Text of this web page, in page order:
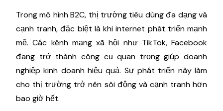
Trong mô hình B2C, thị trường tiêu dùng đa dạng và
cạnh tranh, đặc biệt là khi internet phát triển mạnh
mẽ. Các kênh mạng xã hội như TikTok, Facebook
đang trở thành công cụ quan trọng giúp doanh
nghiệp kinh doanh hiệu quả. Sự phát triển này làm
cho thị trường trở nên sôi động và cạnh tranh hơn
bao giờ hết.